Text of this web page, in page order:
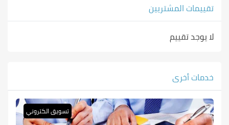
تقييمات المشتريين
لا يوجد تقييم
خدمات أخرى
تسويق الكتروني